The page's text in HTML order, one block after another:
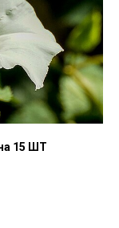
15 ШТ